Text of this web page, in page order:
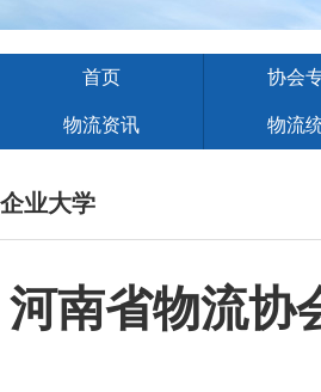
首页 协会
物流资讯 物流
企业大学
河南省物流协